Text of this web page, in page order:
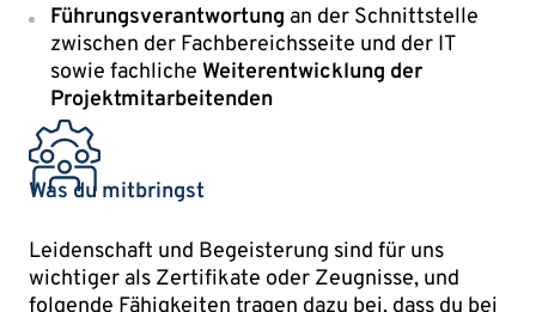
Führungsverantwortung an der Schnittstelle
zwischen der Fachbereichsseite und der IT
sowie fachliche Weiterentwicklung der
Projektmitarbeitenden
Was du mitbringst
Leidenschaft und Begeisterung sind für uns
wichtiger als Zertifikate oder Zeugnisse, und